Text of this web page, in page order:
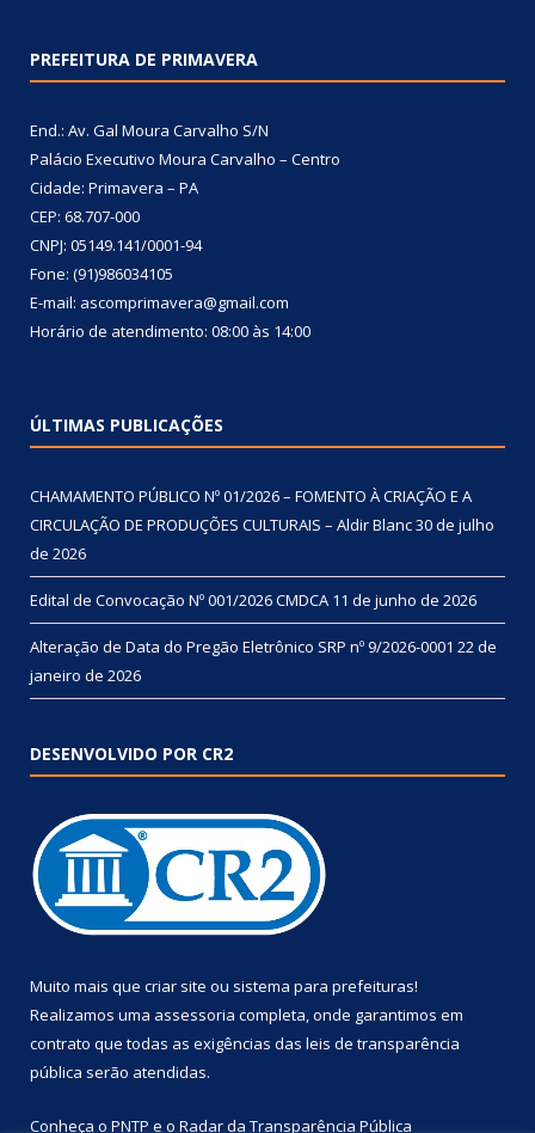
PREFEITURA DE PRIMAVERA
End.: Av. Gal Moura Carvalho S/N
Palácio Executivo Moura Carvalho – Centro
Cidade: Primavera – PA
CEP: 68.707-000
CNPJ: 05149.141/0001-94
Fone: (91)986034105
E-mail: ascomprimavera@gmail.com
Horário de atendimento: 08:00 às 14:00
ÚLTIMAS PUBLICAÇÕES
CHAMAMENTO PÚBLICO Nº 01/2026 – FOMENTO À CRIAÇÃO E A
CIRCULAÇÃO DE PRODUÇÕES CULTURAIS – Aldir Blanc30 de julho
de 2026
Edital de Convocação Nº 001/2026 CMDCA 11 de junho de 2026
Alteração de Data do Pregão Eletrônico SRP nº 9/2026-0001 22 de
janeiro de 2026
DESENVOLVIDO POR CR2
Muito mais que criar site ou sistema para prefeituras!
Realizamos uma assessoria completa, onde garantimos em
contrato que todas as exigências das leis de transparência
pública serão atendidas.
Conheça o PNTP e o Radar da Transparência Pública